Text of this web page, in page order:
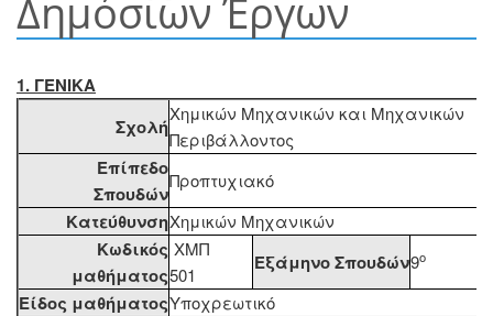
Δημόσιων Έργων
1. ΓΕΝΙΚΑ
Σχολή
Χημικών Μηχανικών και Μηχανικών
Περιβάλλοντος
Επίπεδο
Σπουδών
Προπτυχιακό
ΚατεύθυνσηΧημικών Μηχανικών
Κωδικός
μαθήματος
ΧΜΠ
501
Εξάμηνο Σπουδών9ο
Είδος μαθήματοςΥποχρεωτικό